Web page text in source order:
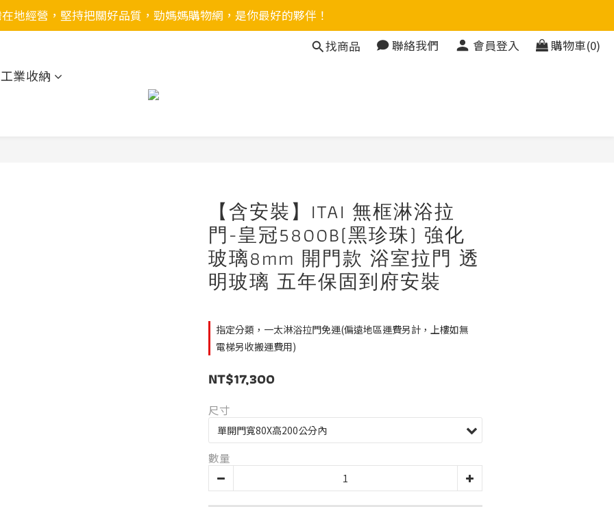
地經營，堅持把關好品質，勁媽媽購物網，是你最好的夥伴！
找商品
聯絡我們 會員登入 購物車(0)
業收納
【含安裝】ITAI 無框淋浴拉
門-皇冠5800B(黑珍珠) 強化
玻璃8mm 開門款 浴室拉門 透
明玻璃 五年保固到府安裝
指定分類，一太淋浴拉門免運(偏遠地區運費另計，上樓如無
電梯另收搬運費用)
NT$17,300
尺寸
數量